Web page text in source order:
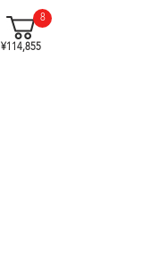
8
¥114,855